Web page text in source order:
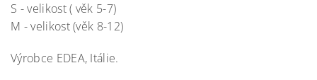
S - velikost ( věk 5-7)
M - velikost (věk 8-12)
Výrobce EDEA, Itálie.